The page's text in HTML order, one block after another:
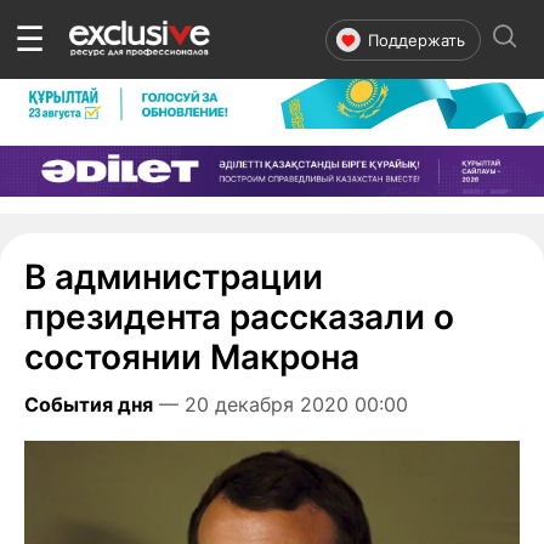
☰ Поддержать
В администрации
президента рассказали о
состоянии Макрона
События дня — 20 декабря 2020 00:00